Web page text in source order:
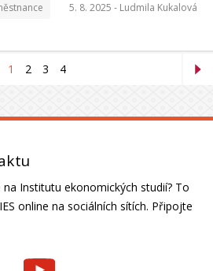
5. 8. 2025 - Ludmila Kukalová
1 2 3 4
Institutu ekonomických studií? To
online na sociálních sítích. Připojte